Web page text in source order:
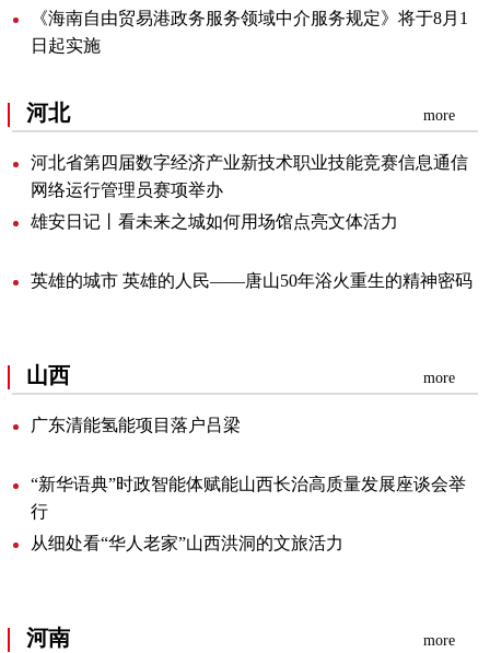
《海南自由贸易港政务服务领域中介服务规定》将于8月1
日起实施
河北 more
河北省第四届数字经济产业新技术职业技能竞赛信息通信
网络运行管理员赛项举办
雄安日记丨看未来之城如何用场馆点亮文体活力
英雄的城市英雄的人民——唐山50年浴火重生的精神密码
山西 more
广东清能氢能项目落户吕梁
“新华语典”时政智能体赋能山西长治高质量发展座谈会举
行
从细处看“华人老家”山西洪洞的文旅活力
河南 more